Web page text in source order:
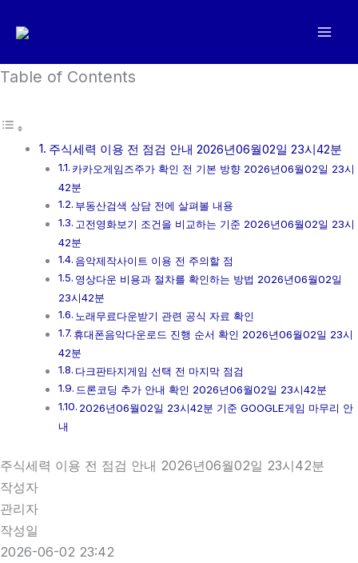
로
너
Table of Contents
주식세력 이용 전 점검 안내 2026년06월02일 23시42분
카카오게임즈주가 확인 전 기본 방향 2026년06월02일 23시
42분
부동산검색 상담 전에 살펴볼 내용
고전영화보기 조건을 비교하는 기준 2026년06월02일 23시
42분
음악제작사이트 이용 전 주의할 점
영상다운 비용과 절차를 확인하는 방법 2026년06월02일
23시42분
노래무료다운받기 관련 공식 자료 확인
휴대폰음악다운로드 진행 순서 확인 2026년06월02일 23시
42분
다크판타지게임 선택 전 마지막 점검
드론코딩 추가 안내 확인 2026년06월02일 23시42분
2026년06월02일 23시42분 기준 GOOGLE게임 마무리 안
내
주식세력 이용 전 점검 안내 2026년06월02일 23시42분
작성자
관리자
작성일
2026-06-02 23:42